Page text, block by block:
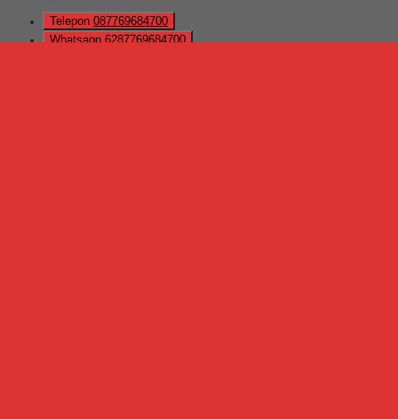
Telepon 087769684700
Whatsapp 6287769684700